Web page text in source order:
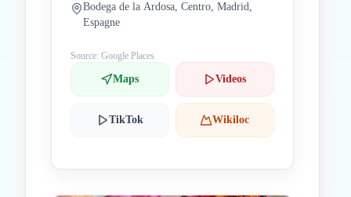
Bodega de la Ardosa, Centro, Madrid,
Espagne
Source: Google Places
Maps Videos
TikTok Wikiloc